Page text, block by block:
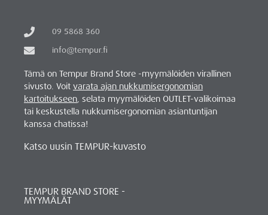
09 5868 360
info@tempur.fi
Tämä on Tempur Brand Store -myymälöiden virallinen
sivusto. Voit varata ajan nukkumisergonomian
kartoitukseen, selata myymälöiden OUTLET-valikoimaa
tai keskustella nukkumisergonomian asiantuntijan
kanssa chatissa!
Katso uusin TEMPUR-kuvasto
TEMPUR BRAND STORE -
MYYMÄLÄT